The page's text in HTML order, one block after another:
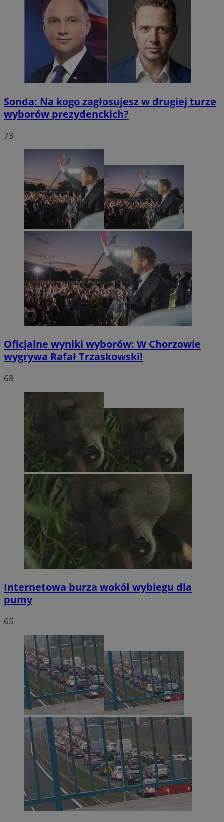
Sonda: Na kogo zagłosujesz w drugiej turze
wyborów prezydenckich?
73
Oficjalne wyniki wyborów: W Chorzowie
wygrywa Rafał Trzaskowski!
68
Internetowa burza wokół wybiegu dla
pumy
65